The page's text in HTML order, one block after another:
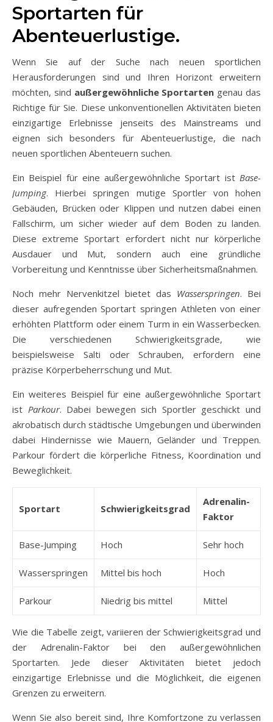
Sportarten für
Abenteuerlustige.
Wenn Sie auf der Suche nach neuen sportlichen
Herausforderungen sind und Ihren Horizont erweitern
möchten, sind außergewöhnliche Sportarten genau das
Richtige für Sie. Diese unkonventionellen Aktivitäten bieten
einzigartige Erlebnisse jenseits des Mainstreams und
eignen sich besonders für Abenteuerlustige, die nach
neuen sportlichen Abenteuern suchen.
Ein Beispiel für eine außergewöhnliche Sportart ist Base-
Jumping. Hierbei springen mutige Sportler von hohen
Gebäuden, Brücken oder Klippen und nutzen dabei einen
Fallschirm, um sicher wieder auf dem Boden zu landen.
Diese extreme Sportart erfordert nicht nur körperliche
Ausdauer und Mut, sondern auch eine gründliche
Vorbereitung und Kenntnisse über Sicherheitsmaßnahmen.
Noch mehr Nervenkitzel bietet das Wasserspringen. Bei
dieser aufregenden Sportart springen Athleten von einer
erhöhten Plattform oder einem Turm in ein Wasserbecken.
Die verschiedenen Schwierigkeitsgrade, wie
beispielsweise Salti oder Schrauben, erfordern eine
präzise Körperbeherrschung und Mut.
Ein weiteres Beispiel für eine außergewöhnliche Sportart
ist Parkour. Dabei bewegen sich Sportler geschickt und
akrobatisch durch städtische Umgebungen und überwinden
dabei Hindernisse wie Mauern, Geländer und Treppen.
Parkour fördert die körperliche Fitness, Koordination und
Beweglichkeit.
Sportart Schwierigkeitsgrad
Adrenalin-
Faktor
Base-Jumping Hoch Sehr hoch
Wasserspringen Mittel bis hoch Hoch
Parkour Niedrig bis mittel Mittel
Wie die Tabelle zeigt, variieren der Schwierigkeitsgrad und
der Adrenalin-Faktor bei den außergewöhnlichen
Sportarten. Jede dieser Aktivitäten bietet jedoch
einzigartige Erlebnisse und die Möglichkeit, die eigenen
Grenzen zu erweitern.
Wenn Sie also bereit sind, Ihre Komfortzone zu verlassen